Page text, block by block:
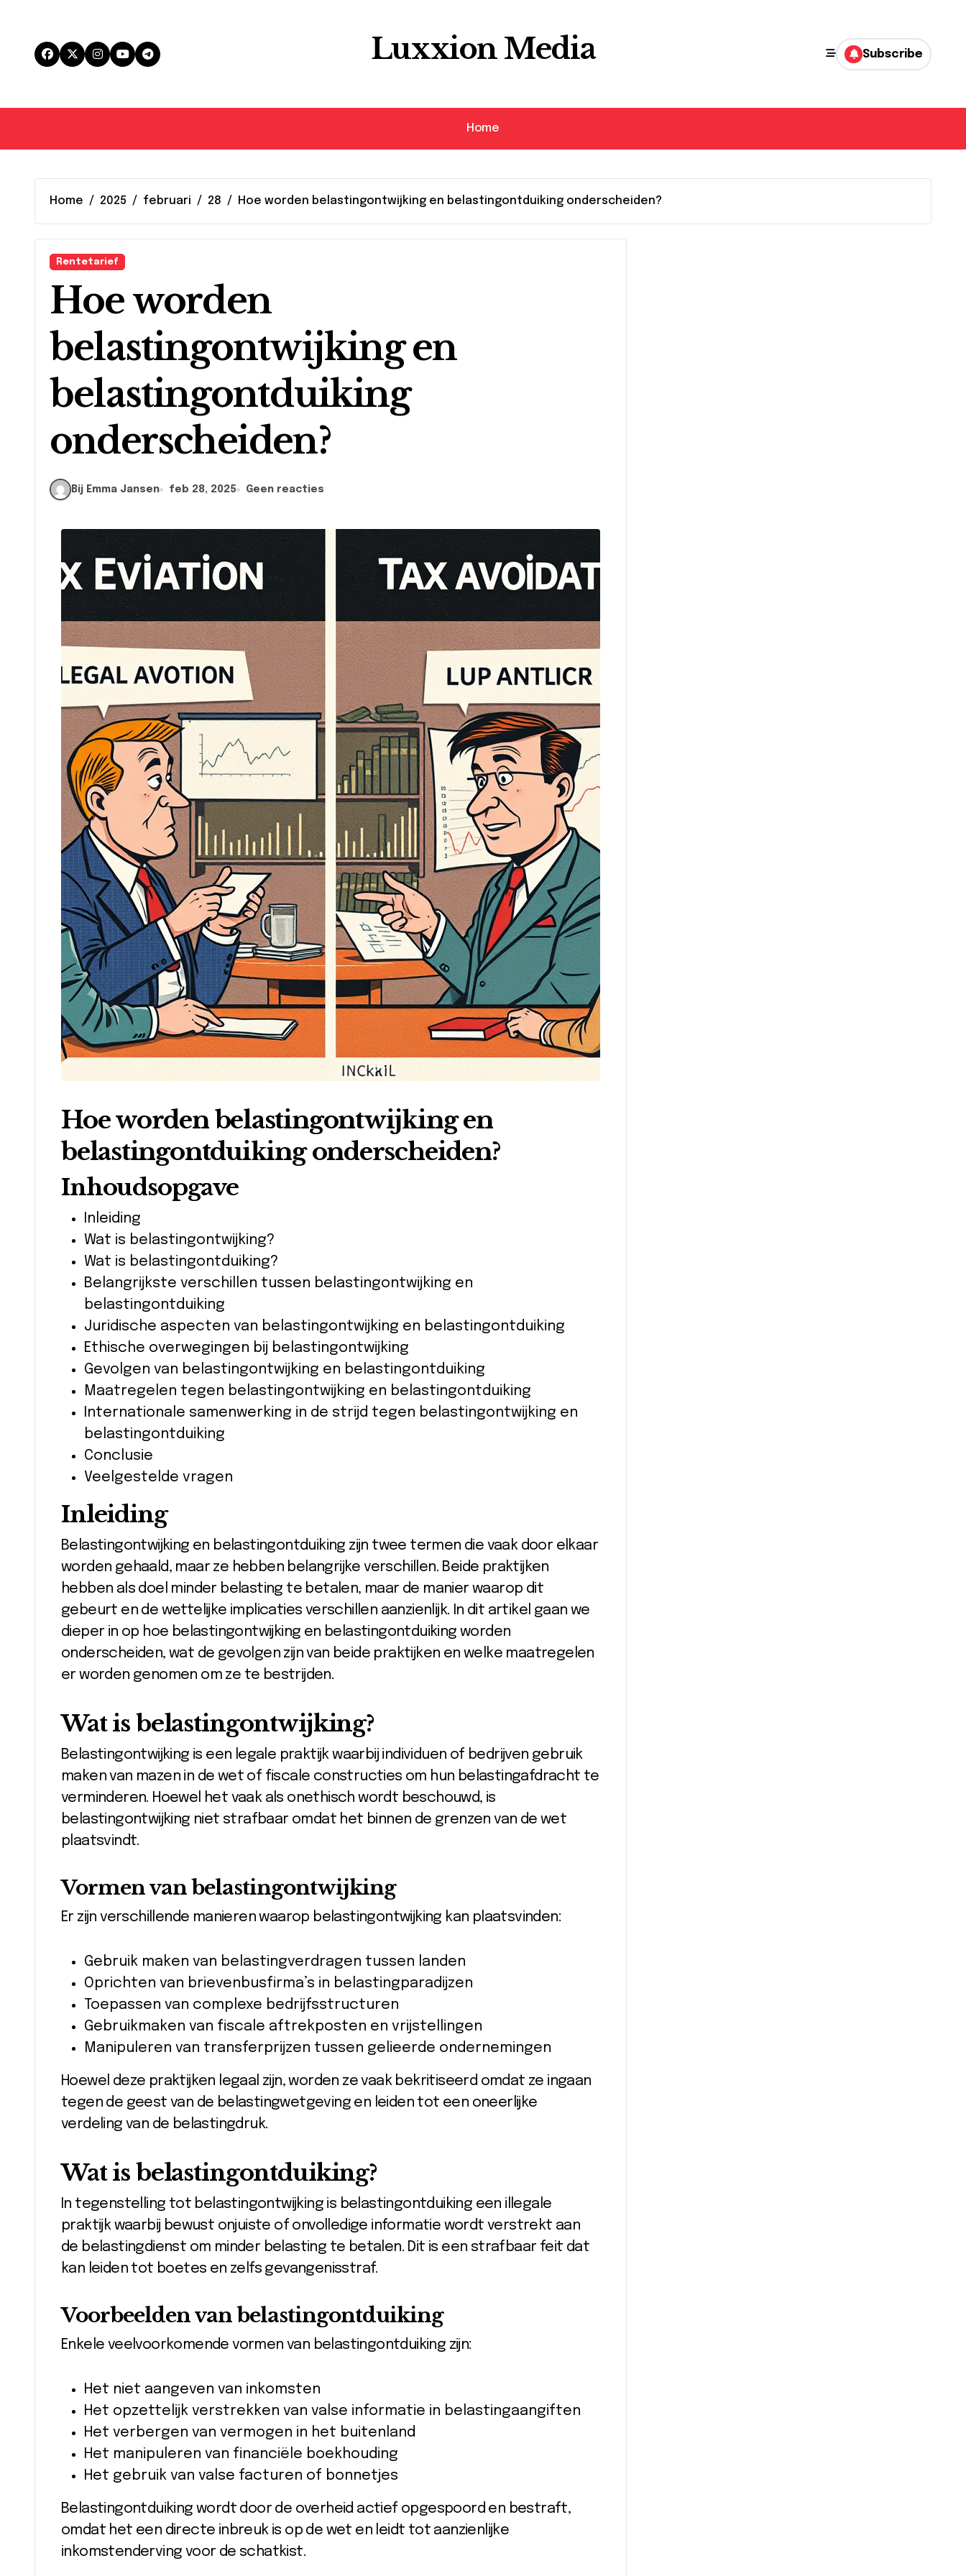
Luxxion Media Subscribe
Home
Home 2025 februari 28 Hoe worden belastingontwijking en belastingontduiking onderscheiden?
Rentetarief
Hoe worden
belastingontwijking en
belastingontduiking
onderscheiden?
Bij Emma Jansen feb 28, 2025 Geen reacties
Hoe worden belastingontwijking en
belastingontduiking onderscheiden?
Inhoudsopgave
Inleiding
Wat is belastingontwijking?
Wat is belastingontduiking?
Belangrijkste verschillen tussen belastingontwijking en
belastingontduiking
Juridische aspecten van belastingontwijking en belastingontduiking
Ethische overwegingen bij belastingontwijking
Gevolgen van belastingontwijking en belastingontduiking
Maatregelen tegen belastingontwijking en belastingontduiking
Internationale samenwerking in de strijd tegen belastingontwijking en
belastingontduiking
Conclusie
Veelgestelde vragen
Inleiding
Belastingontwijking en belastingontduiking zijn twee termen die vaak door elkaar
worden gehaald, maar ze hebben belangrijke verschillen. Beide praktijken
hebben als doel minder belasting te betalen, maar de manier waarop dit
gebeurt en de wettelijke implicaties verschillen aanzienlijk. In dit artikel gaan we
dieper in op hoe belastingontwijking en belastingontduiking worden
onderscheiden, wat de gevolgen zijn van beide praktijken en welke maatregelen
er worden genomen om ze te bestrijden.
Wat is belastingontwijking?
Belastingontwijking is een legale praktijk waarbij individuen of bedrijven gebruik
maken van mazen in de wet of fiscale constructies om hun belastingafdracht te
verminderen. Hoewel het vaak als onethisch wordt beschouwd, is
belastingontwijking niet strafbaar omdat het binnen de grenzen van de wet
plaatsvindt.
Vormen van belastingontwijking
Er zijn verschillende manieren waarop belastingontwijking kan plaatsvinden:
Gebruik maken van belastingverdragen tussen landen
Oprichten van brievenbusfirma’s in belastingparadijzen
Toepassen van complexe bedrijfsstructuren
Gebruikmaken van fiscale aftrekposten en vrijstellingen
Manipuleren van transferprijzen tussen gelieerde ondernemingen
Hoewel deze praktijken legaal zijn, worden ze vaak bekritiseerd omdat ze ingaan
tegen de geest van de belastingwetgeving en leiden tot een oneerlijke
verdeling van de belastingdruk.
Wat is belastingontduiking?
In tegenstelling tot belastingontwijking is belastingontduiking een illegale
praktijk waarbij bewust onjuiste of onvolledige informatie wordt verstrekt aan
de belastingdienst om minder belasting te betalen. Dit is een strafbaar feit dat
kan leiden tot boetes en zelfs gevangenisstraf.
Voorbeelden van belastingontduiking
Enkele veelvoorkomende vormen van belastingontduiking zijn:
Het niet aangeven van inkomsten
Het opzettelijk verstrekken van valse informatie in belastingaangiften
Het verbergen van vermogen in het buitenland
Het manipuleren van financiële boekhouding
Het gebruik van valse facturen of bonnetjes
Belastingontduiking wordt door de overheid actief opgespoord en bestraft,
omdat het een directe inbreuk is op de wet en leidt tot aanzienlijke
inkomstenderving voor de schatkist.